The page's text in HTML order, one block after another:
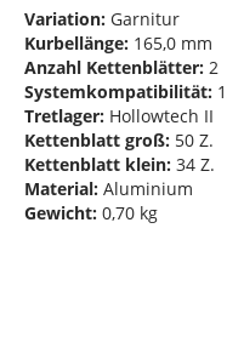
Variation: Garnitur
Kurbellänge: 165,0 mm
Anzahl Kettenblätter: 2
Systemkompatibilität:
Tretlager: Hollowtech II
Kettenblatt groß: 50 Z.
Kettenblatt klein: 34 Z.
Material: Aluminium
Gewicht: 0,70 kg